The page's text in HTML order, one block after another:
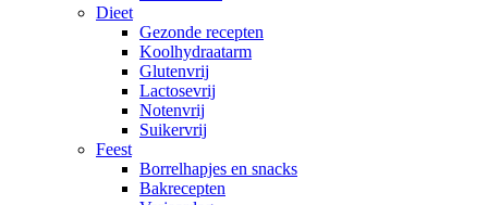
Dieet
Gezonde recepten
Koolhydraatarm
Glutenvrij
Lactosevrij
Notenvrij
Suikervrij
Feest
Borrelhapjes en snacks
Bakrecepten